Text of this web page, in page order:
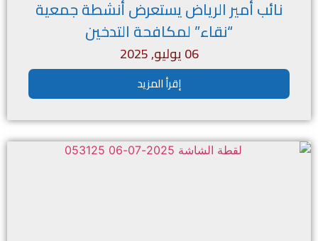
نائب أمير الرياض يستعرض أنشطة جمعية
“نقاء” لمكافحة التدخين
06 يوليو, 2025
إقرأ المزيد